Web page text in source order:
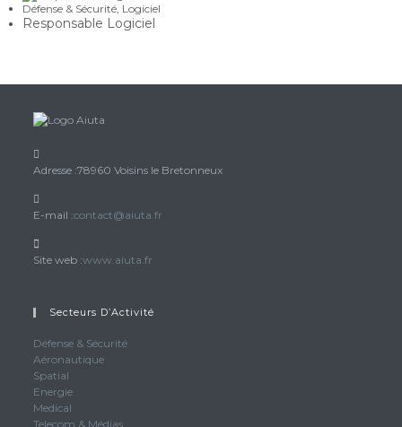
Défense & Sécurité Logiciel
Responsable Logiciel
Adresse :78960 Voisins le Bretonneux
E-mail :contact@aiuta.fr
Site web :www.aiuta.fr
Secteurs D’Activité
Défense & Sécurité
Aéronautique
Spatial
Energie
Medical
Telecom & Médias